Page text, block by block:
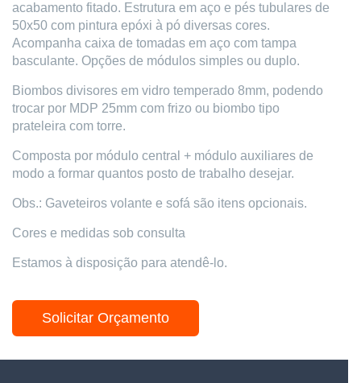
acabamento fitado. Estrutura em aço e pés tubulares de
50x50 com pintura epóxi à pó diversas cores.
Acompanha caixa de tomadas em aço com tampa
basculante. Opções de módulos simples ou duplo.
Biombos divisores em vidro temperado 8mm, podendo
trocar por MDP 25mm com frizo ou biombo tipo
prateleira com torre.
Composta por módulo central + módulo auxiliares de
modo a formar quantos posto de trabalho desejar.
Obs.: Gaveteiros volante e sofá são itens opcionais.
Cores e medidas sob consulta
Estamos à disposição para atendê-lo.
Solicitar Orçamento